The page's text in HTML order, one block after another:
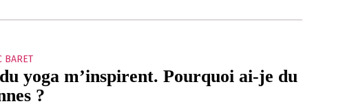
BARET
yoga m’inspirent. Pourquoi ai-je du
?